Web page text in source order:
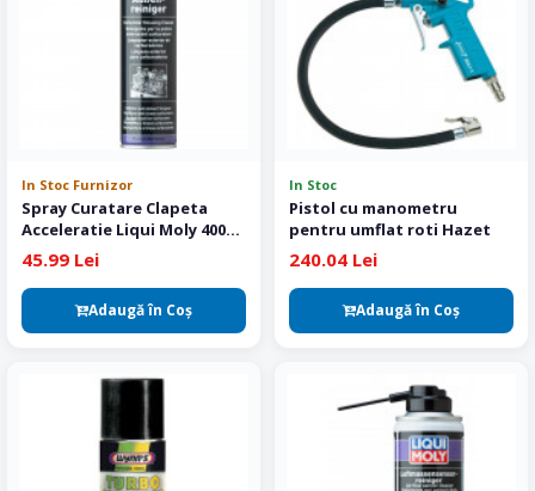
In Stoc Furnizor
Spray Curatare Clapeta
Acceleratie Liqui Moly 400
ml
45.99 Lei
Adaugă în Coş
In Stoc
Pistol cu manometru
pentru umflat roti Hazet
240.04 Lei
Adaugă în Coş